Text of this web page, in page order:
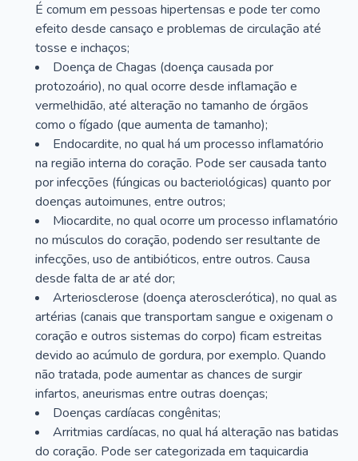
É comum em pessoas hipertensas e pode ter como
efeito desde cansaço e problemas de circulação até
tosse e inchaços;
Doença de Chagas (doença causada por
protozoário), no qual ocorre desde inflamação e
vermelhidão, até alteração no tamanho de órgãos
como o fígado (que aumenta de tamanho);
Endocardite, no qual há um processo inflamatório
na região interna do coração. Pode ser causada tanto
por infecções (fúngicas ou bacteriológicas) quanto por
doenças autoimunes, entre outros;
Miocardite, no qual ocorre um processo inflamatório
no músculos do coração, podendo ser resultante de
infecções, uso de antibióticos, entre outros. Causa
desde falta de ar até dor;
Arteriosclerose (doença aterosclerótica), no qual as
artérias (canais que transportam sangue e oxigenam o
coração e outros sistemas do corpo) ficam estreitas
devido ao acúmulo de gordura, por exemplo. Quando
não tratada, pode aumentar as chances de surgir
infartos, aneurismas entre outras doenças;
Doenças cardíacas congênitas;
Arritmias cardíacas, no qual há alteração nas batidas
do coração. Pode ser categorizada em taquicardia